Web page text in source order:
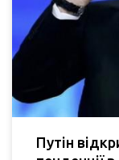
Путін